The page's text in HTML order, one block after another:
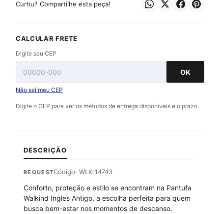
Curtiu? Compartilhe esta peça!
CALCULAR FRETE
Digite seu CEP
OK
Não sei meu CEP
Digite o CEP para ver os métodos de entrega disponíveis e o prazo.
DESCRIÇÃO
REQUESTCódigo: WLK-14743
Conforto, proteção e estilo se encontram na Pantufa
Walkind Ingles Antigo, a escolha perfeita para quem
busca bem-estar nos momentos de descanso.